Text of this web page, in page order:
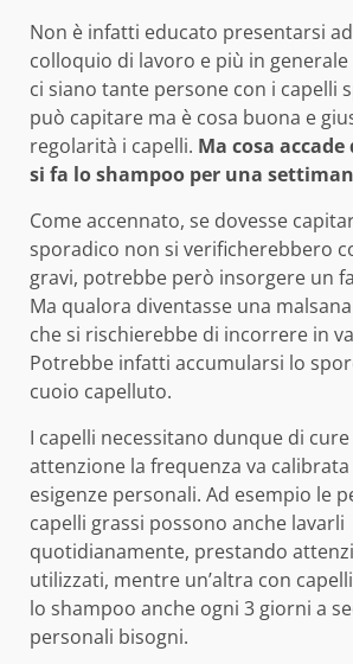
Non è infatti educato presentarsi
colloquio di lavoro e più in
ci siano tante persone con i capelli
può capitare ma è cosa buona e
regolarità i capelli. Ma cosa
si fa lo shampoo per una
Come accennato, se dovesse
sporadico non si verificherebbero
gravi, potrebbe però insorgere un
Ma qualora diventasse una
che si rischierebbe di incorrere in
Potrebbe infatti accumularsi lo
cuoio capelluto.
I capelli necessitano dunque di
attenzione la frequenza va
esigenze personali. Ad esempio le
capelli grassi possono anche lavarli
quotidianamente, prestando
utilizzati, mentre un’altra con
lo shampoo anche ogni 3 giorni a
personali bisogni.